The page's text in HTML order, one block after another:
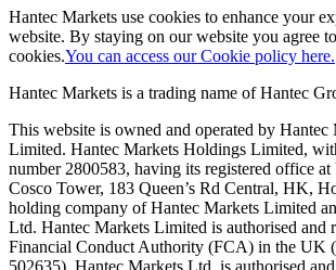
Hantec Markets use cookies to enhance your
website. By staying on our website you agree
cookies.You can access our Cookie policy here.
Hantec Markets is a trading name of Hantec
This website is owned and operated by
Limited. Hantec Markets Holdings Limited, w
number 2800583, having its registered office
Cosco Tower, 183 Queen’s Rd Central, HK,
holding company of Hantec Markets Limited
Ltd. Hantec Markets Limited is authorised and
Financial Conduct Authority (FCA) in the UK
502635). Hantec Markets Ltd. is authorised